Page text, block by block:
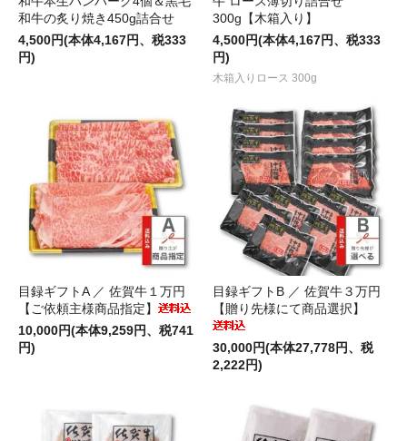
和牛の炙り焼き450g詰合せ
4,500円(本体4,167円、税333
円)
300g【木箱入り】
4,500円(本体4,167円、税333
円)
木箱入りロース 300g
目録ギフトA ／ 佐賀牛１万円
【ご依頼主様商品指定】
10,000円(本体9,259円、税741
円)
目録ギフトB ／ 佐賀牛３万円
【贈り先様にて商品選択】
30,000円(本体27,778円、税
2,222円)